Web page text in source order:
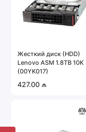
Автомобильная
Показать все
Жесткий диск (HDD)
Lenovo ASM 1.8TB 10K
(00YK017)
427.00 ₼